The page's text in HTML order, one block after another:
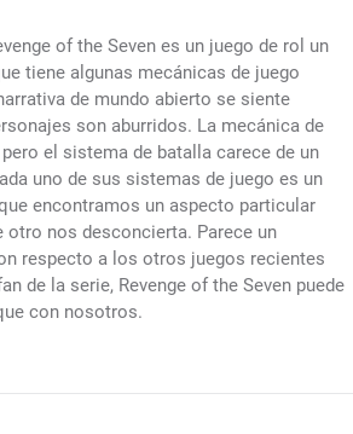
of the Seven es un juego de rol un
tiene algunas mecánicas de juego
de mundo abierto se siente
son aburridos. La mecánica de
el sistema de batalla carece de un
uno de sus sistemas de juego es un
encontramos un aspecto particular
nos desconcierta. Parece un
respecto a los otros juegos recientes
de la serie, Revenge of the Seven puede
con nosotros.